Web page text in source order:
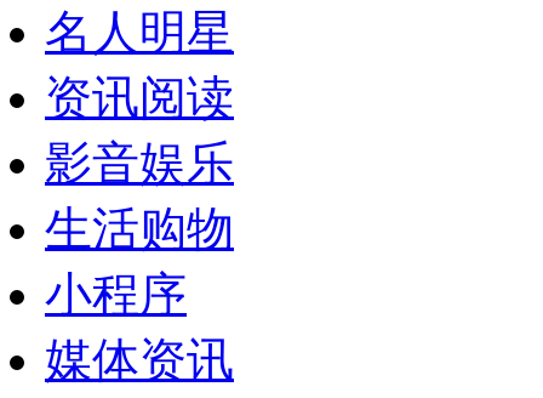
名人明星
资讯阅读
影音娱乐
生活购物
小程序
媒体资讯